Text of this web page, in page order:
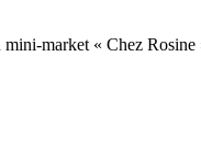
market « Chez